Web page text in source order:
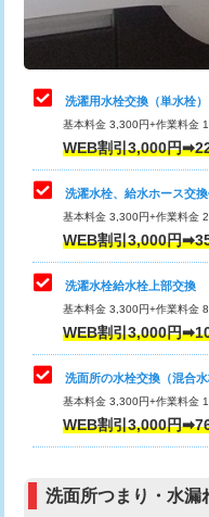
給水管工事※（ライニン
管・ポリ管・HT管使用/3
給水管工事※（ライニン
管・ポリ管・HT管使用/3
排水管工事（土の掘削・
業）
排水管工事（排水管工事/
排水管工事（追加 排水管
え）
マス交換（土の掘削・埋
マス交換（深さ50㎝未満
マス交換（深さ50㎝以上
理・調整・分解・加工な
止水・漏水調査・防水処
理・調整・分解・加工な
止水・漏水調査・防水処
理・調整・分解・加工な
キッチンタンク脱着
その他部品の脱着
交換・取付（タンク）
交換・取付(単水栓（壁
式）)
交換・取付(混合水栓（
式・ワンホール）)
（P/S/ポップアップ））
洗濯用水栓交換（単水栓）
基本料金 3,300円+作業料金
WEB割引3,000円
洗濯水栓、給水ホース交
基本料金 3,300円+作業料金
WEB割引3,000円
洗濯水栓給水栓上部交換
基本料金 3,300円+作業料金
WEB割引3,000円
洗面所の水栓交換（混合水
基本料金 3,300円+作業料金
WEB割引3,000円
洗面所つまり・水漏